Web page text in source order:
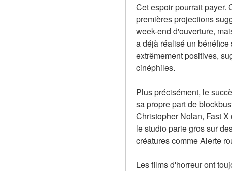
Cet espoir pourrait payer.
premières projections
week-end d'ouverture,
a déjà réalisé un
extrêmement positives,
cinéphiles.
Plus précisément, le
sa propre part de
Christopher Nolan, Fast
le studio parie gros sur
créatures comme Alerte
Les films d'horreur ont